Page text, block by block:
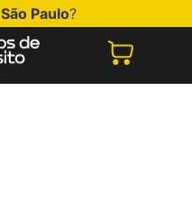
São Paulo?